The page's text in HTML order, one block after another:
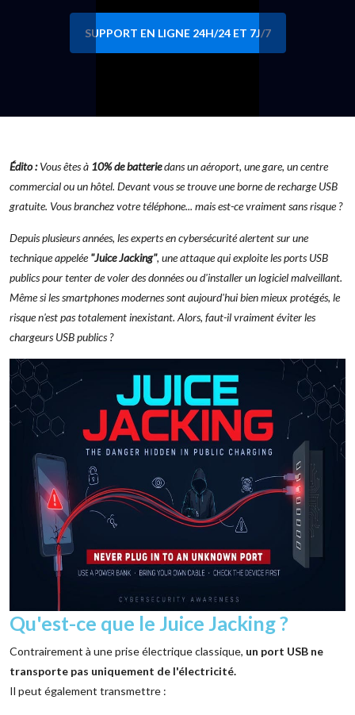
SUPPORT EN LIGNE 24H/24 ET 7J/7
Édito :Vous êtes à 10% de batteriedans un aéroport, une gare, un centre
commercial ou un hôtel. Devant vous se trouve une borne de recharge USB
gratuite. Vous branchez votre téléphone... mais est-ce vraiment sans risque ?
Depuis plusieurs années, les experts en cybersécurité alertent sur une
technique appelée"Juice Jacking", une attaque qui exploite les ports USB
publics pour tenter de voler des données ou d'installer un logiciel malveillant.
Même si les smartphones modernes sont aujourd'hui bien mieux protégés, le
risque n'est pas totalement inexistant. Alors, faut-il vraiment éviter les
chargeurs USB publics ?
Qu'est-ce que le Juice Jacking ?
Contrairement à une prise électrique classique, un port USB ne
transporte pas uniquement de l'électricité.
Il peut également transmettre :